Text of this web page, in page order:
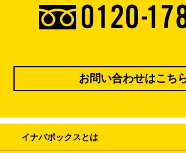
お問い合わせはこち
イナバボックスとは